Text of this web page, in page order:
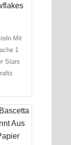
Mit
1
Stars